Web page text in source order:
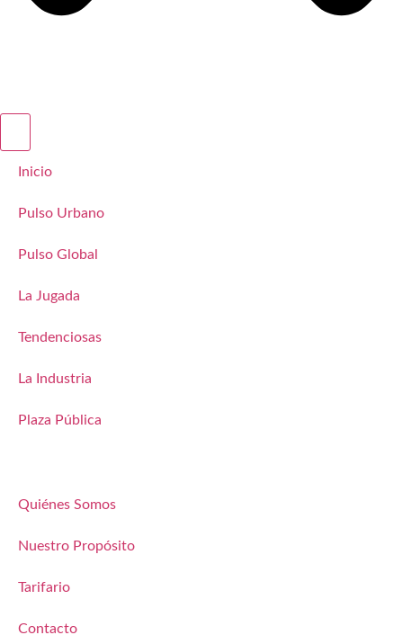
Inicio
Pulso Urbano
Pulso Global
La Jugada
Tendenciosas
La Industria
Plaza Pública
Quiénes Somos
Nuestro Propósito
Tarifario
Contacto